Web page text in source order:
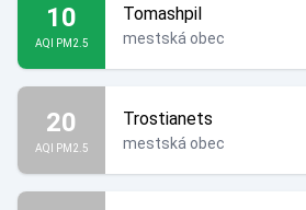
10
AQI PM2.5
Tomashpil
mestská obec
20
AQI PM2.5
Trostianets
mestská obec